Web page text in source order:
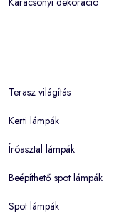
Terasz világítás
Kerti lámpák
Íróasztal lámpák
Beépíthető spot lámpák
Spot lámpák